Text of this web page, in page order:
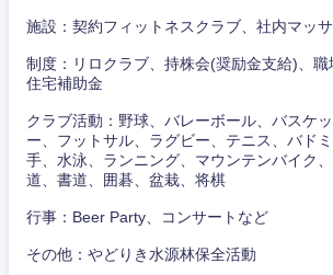
施設：契約フィットネスクラブ、社内マッ
制度：リロクラブ、持株会(奨励金支給)、職
住宅補助金
クラブ活動：野球、バレーボール、バスケ
ー、フットサル、ラグビー、テニス、バド
手、水泳、ランニング、マウンテンバイク
道、書道、囲碁、盆栽、将棋
行事：Beer Party、コンサートなど
その他：やどりき水源林保全活動